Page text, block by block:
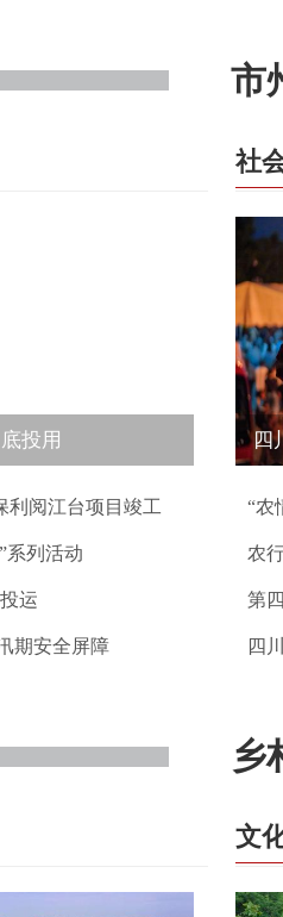
市
投用
利阅江台项目竣工
系列活动
运
期安全屏障
社
四
“农
农
第
四
乡
文